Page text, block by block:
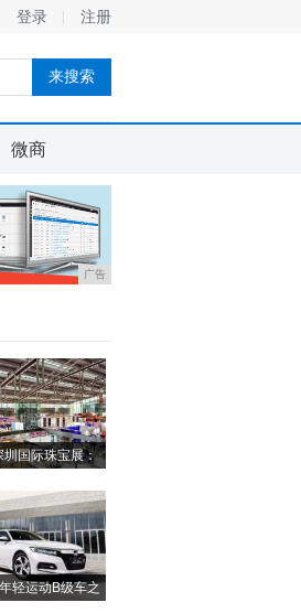
登录 注册
微商
广告
圳国际珠宝展：
轻运动B级车之